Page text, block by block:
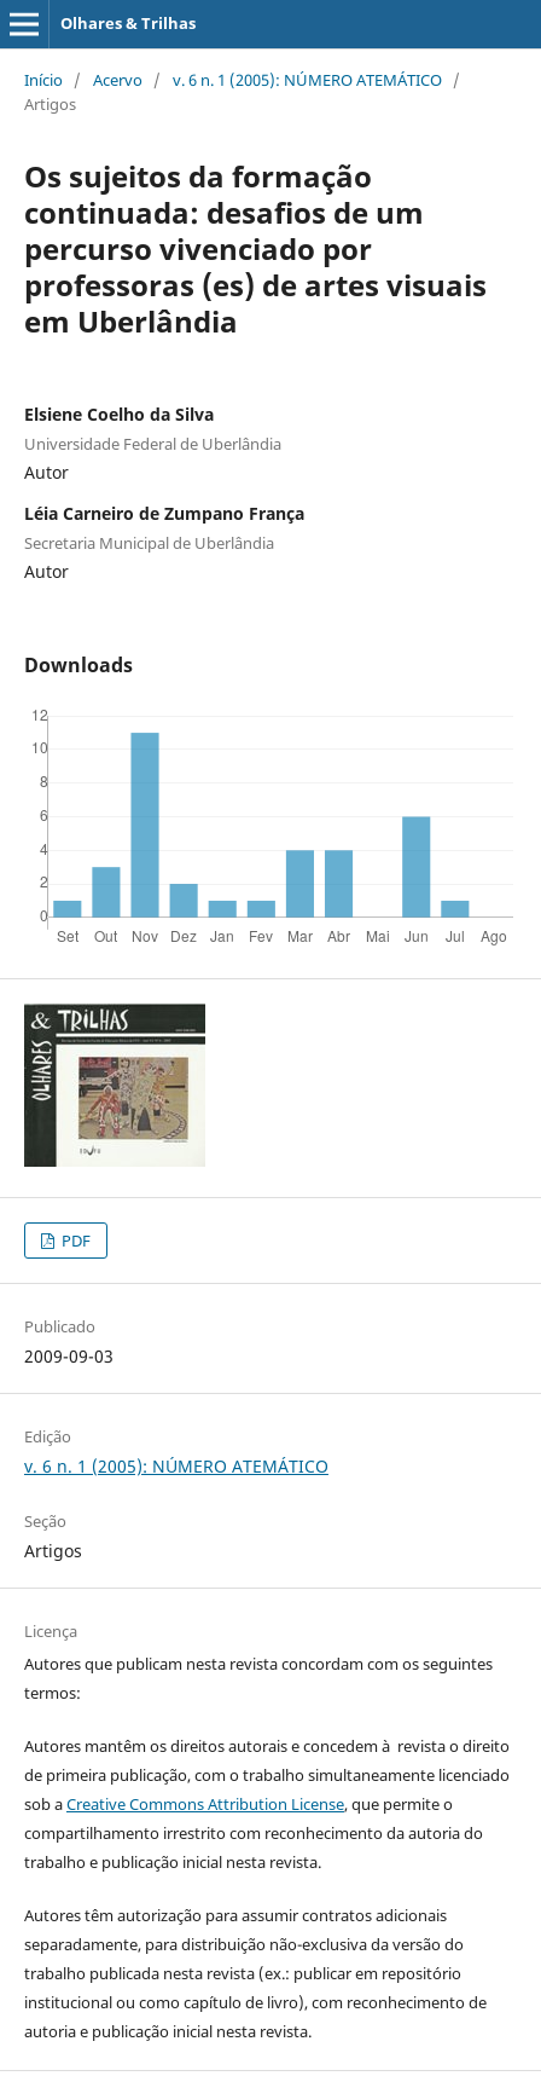
Olhares & Trilhas
Início / Acervo / v. 6 n. 1 (2005): NÚMERO ATEMÁTICO /
Artigos
Os sujeitos da formação
continuada: desafios de um
percurso vivenciado por
professoras (es) de artes visuais
em Uberlândia
Elsiene Coelho da Silva
Universidade Federal de Uberlândia
Autor
Léia Carneiro de Zumpano França
Secretaria Municipal de Uberlândia
Autor
Downloads
PDF
Publicado
2009-09-03
Edição
v. 6 n. 1 (2005): NÚMERO ATEMÁTICO
Seção
Artigos
Licença
Autores que publicam nesta revista concordam com os seguintes
termos:
Autores mantêm os direitos autorais e concedem à revista o direito
de primeira publicação, com o trabalho simultaneamente licenciado
sob aCreative Commons Attribution License, que permite o
compartilhamento irrestrito com reconhecimento da autoria do
trabalho e publicação inicial nesta revista.
Autores têm autorização para assumir contratos adicionais
separadamente, para distribuição não-exclusiva da versão do
trabalho publicada nesta revista (ex.: publicar em repositório
institucional ou como capítulo de livro), com reconhecimento de
autoria e publicação inicial nesta revista.